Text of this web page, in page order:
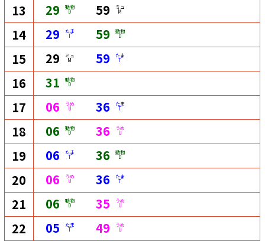
13 29 動物
D 59 ミュ
M
14 29 たま
T 59 動物
D
15 29 ミュ
M 59 たま
T
16 31 動物
D
17 06 うめ
U 36 たま
T
18 06 動物
D 36 うめ
U
19 06 たま
T 36 動物
D
20 06 うめ
U 36 たま
T
21 06 動物
D 35 うめ
U
22 05 たま
T 49 うめ
U